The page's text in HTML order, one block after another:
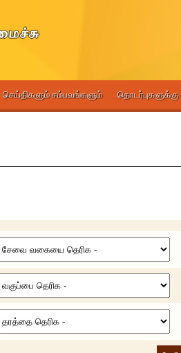
செய்திகளும் சம்பவங்களும் தொடர்புகளுக்கு